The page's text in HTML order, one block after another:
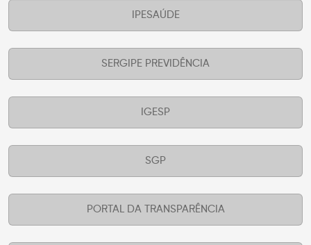
IPESAÚDE
SERGIPE PREVIDÊNCIA
IGESP
SGP
PORTAL DA TRANSPARÊNCIA